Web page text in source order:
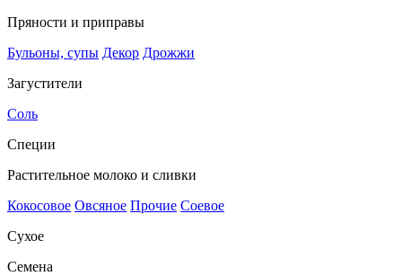
Пряности и приправы
Бульоны, супы Декор Дрожжи
Загустители
Соль
Специи
Растительное молоко и сливки
Кокосовое Овсяное Прочие Соевое
Сухое
Семена